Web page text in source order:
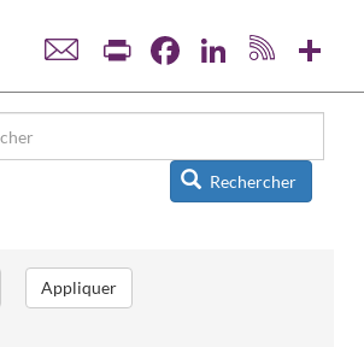
Rechercher
Print FacebookLinkedIn
Appliquer